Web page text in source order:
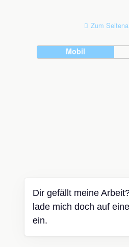
Zum
Mobil
Dir gefällt meine
lade mich doch auf
ein.